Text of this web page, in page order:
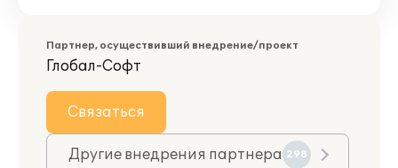
Партнер, осуществивший внедрение/проект
Глобал-Софт
Связаться
Другие внедрения партнера 298